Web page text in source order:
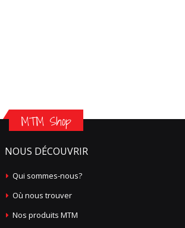
MTM Shop
NOUS DÉCOUVRIR
Qui sommes-nous?
Où nous trouver
Nos produits MTM